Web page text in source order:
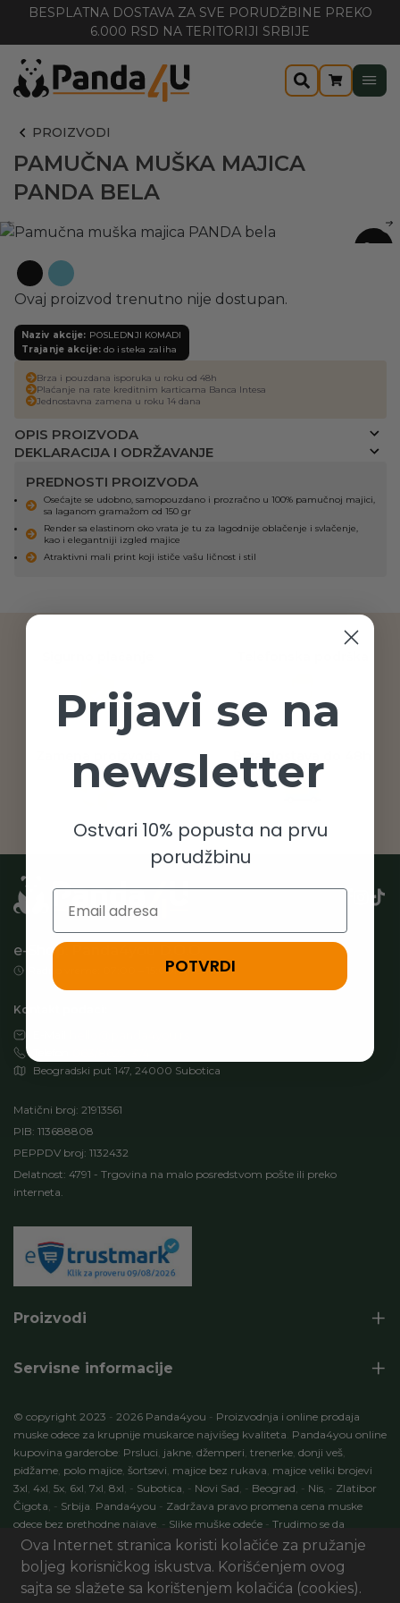
BESPLATNA DOSTAVA ZA SVE PORUDŽBINE PREKO
6.000 RSD NA TERITORIJI SRBIJE
PROIZVODI
PAMUČNA MUŠKA MAJICA
PANDA BELA
-26%
Ovaj proizvod trenutno nije dostupan.
Naziv akcije: POSLEDNJI KOMADI
Trajanje akcije:do isteka zaliha
Brza i pouzdana isporuka u roku od 48h
Plaćanje na rate kreditnim karticama Banca Intesa
Jednostavna zamena u roku 14 dana
OPIS PROIZVODA
DEKLARACIJA I ODRŽAVANJE
PREDNOSTI PROIZVODA
Osećajte se udobno, samopouzdano i prozračno u 100% pamučnoj majici,
sa laganom gramažom od 150 gr
Render sa elastinom oko vrata je tu za lagodnije oblačenje i svlačenje,
kao i elegantniji izgled majice
Atraktivni mali print koji ističe vašu ličnost i stil
Brza dostava do 48h
e-Shop: Panda4you D.O.O.
Radno vreme: 07:00 – 15:00h (Pon-Pet)
Kontakt podaci:
Beogradski put 147, 24000 Subotica
Matični broj: 21913561
PIB: 113688808
PEPPDV broj: 1132432
Delatnost: 4791 - Trgovina na malo posredstvom pošte ili preko
interneta.
Proizvodi
Servisne informacije
© copyright 2023 - 2026 Panda4you - Proizvodnja i online prodaja
muske odece za krupnije muskarce najvišeg kvaliteta. Panda4you online
kupovina garderobe: Prsluci, jakne, džemperi, trenerke, donji veš,
pidžame, polo majice, šortsevi, majice bez rukava, majice veliki brojevi
3xl, 4xl, 5x, 6xl, 7xl, 8xl, - Subotica, - Novi Sad, - Beograd, - Nis, - Zlatibor
Čigota, - Srbija. Panda4you - Zadržava pravo promena cena muske
odece bez prethodne najave. - Slike muške odeće - Trudimo se da
specifikacije proizvoda budu 100% tačni opisi proizvoda -Development
by:
ECOM Profit . Seo optimizacija : Marketing AI Digital
Sva prava zadržana
UI/UX & Art Direction by Sxablon Studio, Development by:eCom01
Ova Internet stranica koristi kolačiće za pružanje
boljeg korisničkog iskustva. Korišćenjem ovog
sajta se slažete sa korištenjem kolačića (cookies).
Prijavi se na
newsletter
Ostvari 10% popusta na prvu
porudžbinu
Email
POTVRDI